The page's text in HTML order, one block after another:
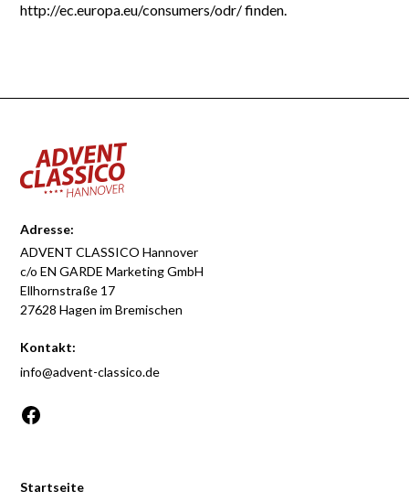
http://ec.europa.eu/consumers/odr/ finden.
Adresse:
ADVENT CLASSICO Hannover
c/o EN GARDE Marketing GmbH
Ellhornstraße 17
27628 Hagen im Bremischen
Kontakt:
info@advent-classico.de
Startseite